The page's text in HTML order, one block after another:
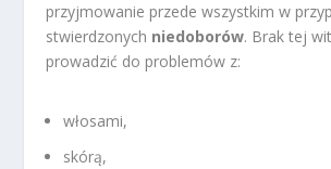
przyjmowanie przede wszystkim w
stwierdzonych niedoborów. Brak tej
prowadzić do problemów z:
włosami,
skórą,